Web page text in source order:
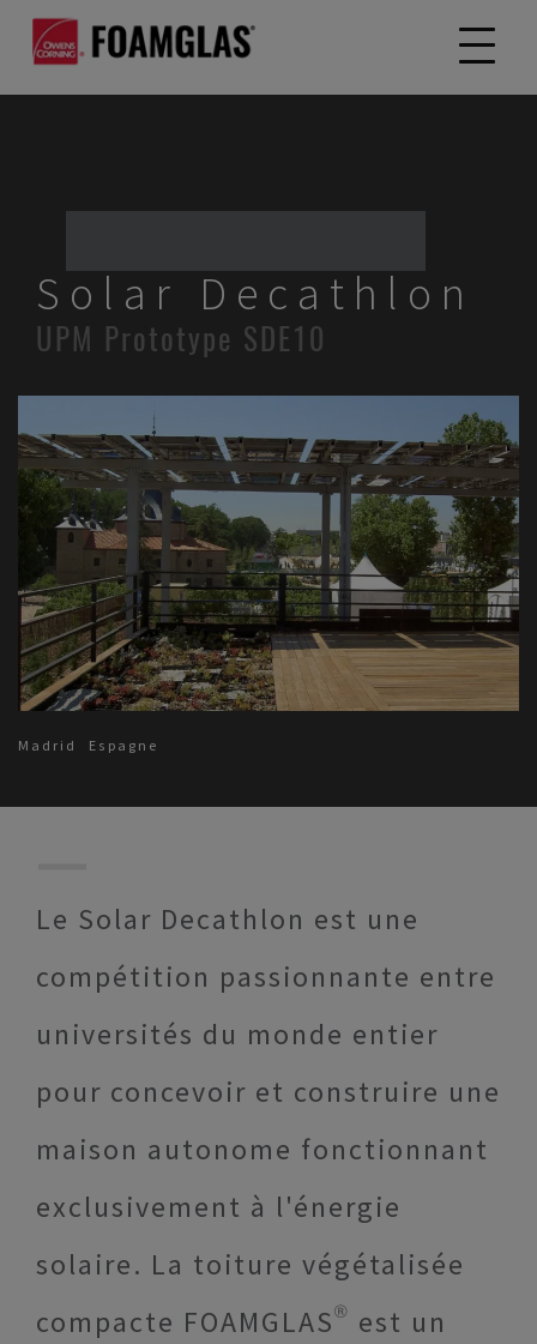
Solar Decathlon
UPM Prototype SDE10
Madrid Espagne
Le Solar Decathlon est une
compétition passionnante entre
universités du monde entier
pour concevoir et construire une
maison autonome fonctionnant
exclusivement à l'énergie
solaire. La toiture végétalisée
compacte FOAMGLAS® est un